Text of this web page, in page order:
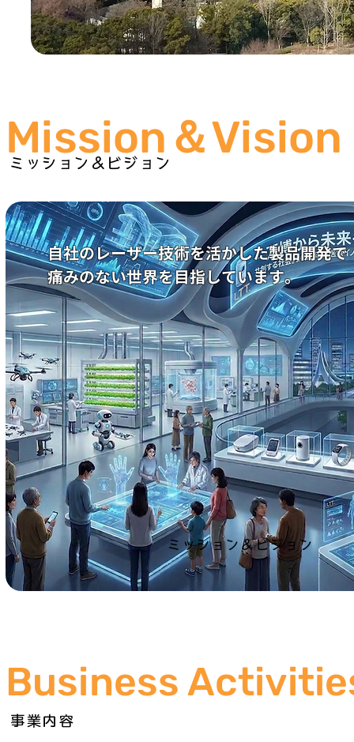
Mission ＆Vision
自社のレーザー技術を活かした製品開発で
痛みのない世界を目指しています。
ミッション＆ビジョン
ミッション＆ビジョン
事業内容
Business